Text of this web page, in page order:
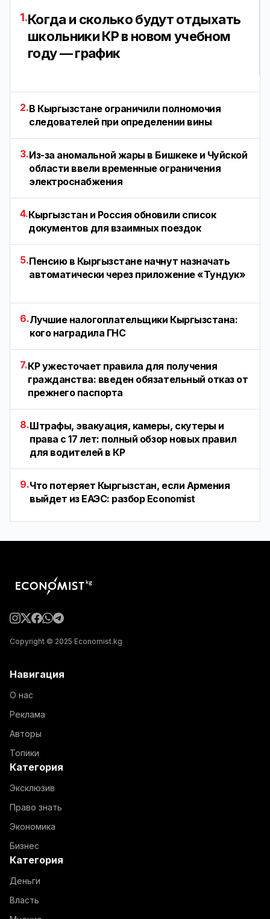
1.Когда и сколько будут отдыхать
школьники КР в новом учебном
году — график
2.В Кыргызстане ограничили полномочия
следователей при определении вины
3.Из-за аномальной жары в Бишкеке и Чуйской
области ввели временные ограничения
электроснабжения
4.Кыргызстан и Россия обновили список
документов для взаимных поездок
5.Пенсию в Кыргызстане начнут назначать
автоматически через приложение «Тундук»
6.Лучшие налогоплательщики Кыргызстана:
кого наградила ГНС
7.КР ужесточает правила для получения
гражданства: введен обязательный отказ от
прежнего паспорта
8.Штрафы, эвакуация, камеры, скутеры и
права с 17 лет: полный обзор новых правил
для водителей в КР
9.Что потеряет Кыргызстан, если Армения
выйдет из ЕАЭС: разбор Economist
Copyright © 2025 Economist.kg
Навигация
О нас
Реклама
Авторы
Топики
Категория
Эксклюзив
Право знать
Экономика
Бизнес
Категория
Деньги
Власть